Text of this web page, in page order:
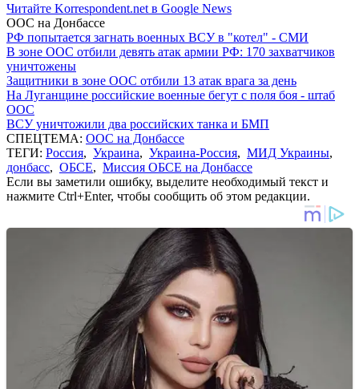
Читайте Korrespondent.net в Google News
ООС на Донбассе
РФ попытается загнать военных ВСУ в "котел" - СМИ
В зоне ООС отбили девять атак армии РФ: 170 захватчиков
уничтожены
Защитники в зоне ООС отбили 13 атак врага за день
На Луганщине российские военные бегут с поля боя - штаб
ООС
ВСУ уничтожили два российских танка и БМП
СПЕЦТЕМА: ООС на Донбассе
ТЕГИ: Россия, Украина, Украина-Россия, МИД Украины,
донбасс, ОБСЕ, Миссия ОБСЕ на Донбассе
Если вы заметили ошибку, выделите необходимый текст и
нажмите Ctrl+Enter, чтобы сообщить об этом редакции.